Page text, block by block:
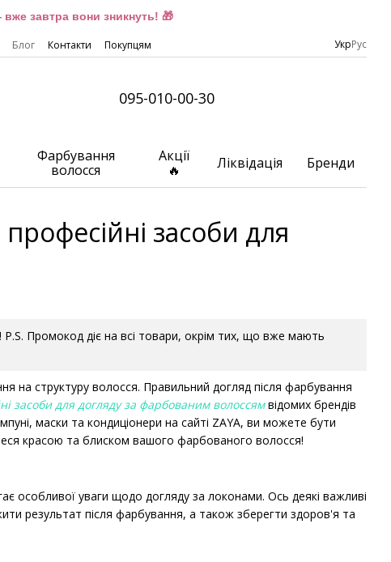
завтра вони зникнуть! 🎁
Блог Контакти Покупцям УкрРус
095-010-00-30
Фарбування
волосся
Акції
🔥
Ліквідація Бренди
засоби для
P.S. Промокод діє на всі товари, окрім тих, що вже мають
на структуру волосся. Правильний догляд після фарбування
засоби для догляду за фарбованим волоссямвідомих брендів
маски та кондиціонери на сайті ZAYA, ви можете бути
красою та блиском вашого фарбованого волосся!
особливої уваги щодо догляду за локонами. Ось деякі важливі
результат після фарбування, а також зберегти здоров'я та